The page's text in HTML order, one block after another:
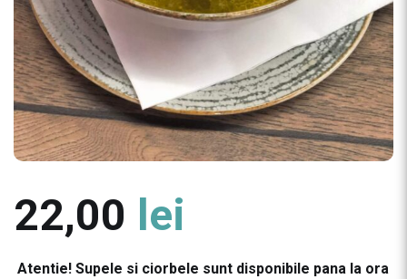
22,00 lei
Atentie! Supele si ciorbele sunt disponibile pana la ora